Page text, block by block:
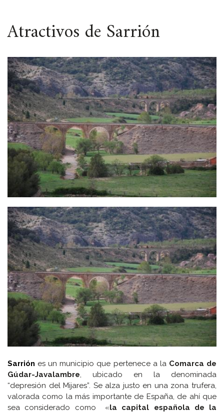
ESPACIO
Atractivos de Sarrión
Sarrión es un municipio que pertenece a la Comarca de
Gúdar-Javalambre, ubicado en la denominada
“depresión del Mijares”. Se alza justo en una zona trufera,
valorada como la más importante de España, de ahí que
sea considerado como «la capital española de la